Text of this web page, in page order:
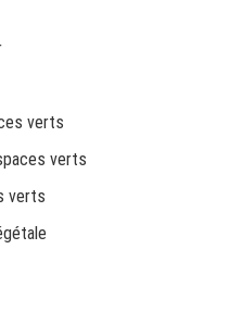
verts
verts
verts